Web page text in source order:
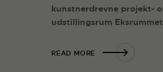
kunstnerdrevne projekt-
udstillingsrum
READ MORE